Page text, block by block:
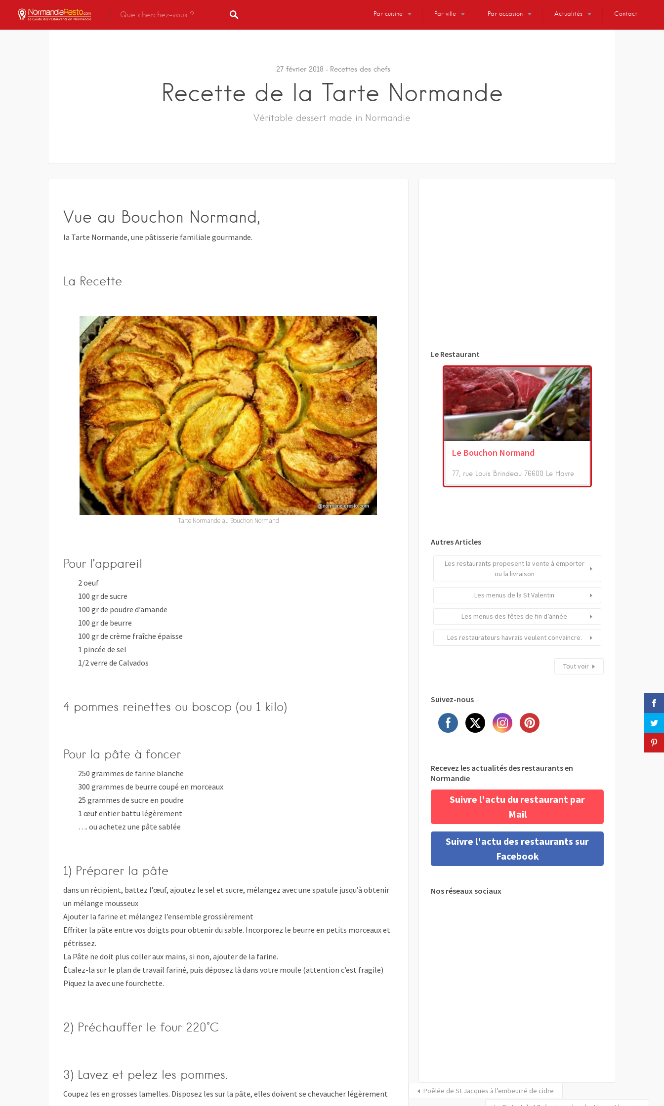
Par cuisine Par ville Par occasion Actualités Contact
27 février 2018 Recettes des chefs
Recette de la Tarte Normande
Véritable dessert made in Normandie
Vue au Bouchon Normand,
la Tarte Normande, une pâtisserie familiale gourmande.
La Recette
Tarte Normande au Bouchon Normand
Pour l’appareil
2 oeuf
100 gr de sucre
100 gr de poudre d’amande
100 gr de beurre
100 gr de crème fraîche épaisse
1 pincée de sel
1/2 verre de Calvados
4 pommes reinettes ou boscop (ou 1 kilo)
Pour la pâte à foncer
250 grammes de farine blanche
300 grammes de beurre coupé en morceaux
25 grammes de sucre en poudre
1 œuf entier battu légèrement
…. ou achetez une pâte sablée
1) Préparer la pâte
dans un récipient, battez l’œuf, ajoutez le sel et sucre, mélangez avec une spatule jusqu’à obtenir
un mélange mousseux
Ajouter la farine et mélangez l’ensemble grossièrement
Effriter la pâte entre vos doigts pour obtenir du sable. Incorporez le beurre en petits morceaux et
pétrissez.
La Pâte ne doit plus coller aux mains, si non, ajouter de la farine.
Étalez-la sur le plan de travail fariné, puis déposez là dans votre moule (attention c’est fragile)
Piquez la avec une fourchette.
2) Préchauffer le four 220°C
3) Lavez et pelez les pommes.
Coupez les en grosses lamelles. Disposez les sur la pâte, elles doivent se chevaucher légèrement
Le Restaurant
Le Bouchon Normand
77, rue Louis Brindeau 76600 Le Havre
Autres Articles
Les restaurants proposent la vente à emporter
ou la livraison
Les menus de la St Valentin
Les menus des fêtes de fin d’année
Les restaurateurs havrais veulent convaincre.
Tout voir
Suivez-nous
Recevez les actualités des restaurants en
Normandie
Suivre l'actu du restaurant par
Mail
Suivre l'actu des restaurants sur
Facebook
Nos réseaux sociaux
Poêlée de St Jacques à l’embeurré de cidre